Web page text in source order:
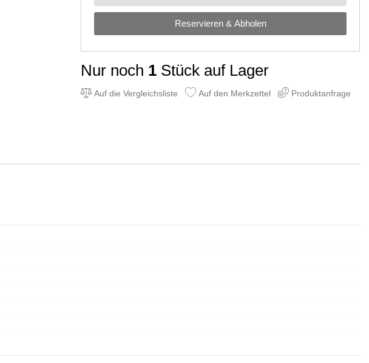
Reservieren & Abholen
Nur noch 1 Stück auf Lager
Auf die Vergleichsliste Auf den Merkzettel Produktanfrage